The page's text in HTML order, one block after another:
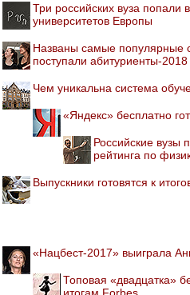
Три российских вуза попали
университетов Европы
Названы самые популярные
поступали абитуриенты-2018
Чем уникальна система
«Яндекс» бесплатно
Российские вузы
рейтинга по
Выпускники готовятся к
«Нацбест-2017» выиграла
Топовая «двадцатка»